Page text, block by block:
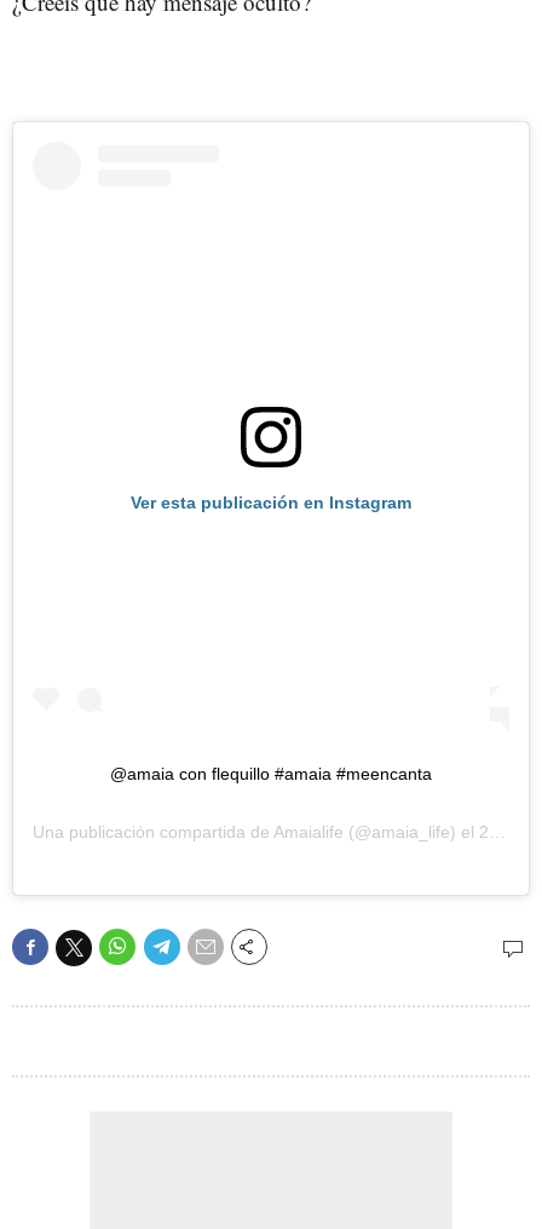
Ver esta publicación en Instagram
@amaia con flequillo #amaia #meencanta
Una publicación compartida de Amaialife (@amaia_life) el 26 Nov, 2018 a las 3:27 PST